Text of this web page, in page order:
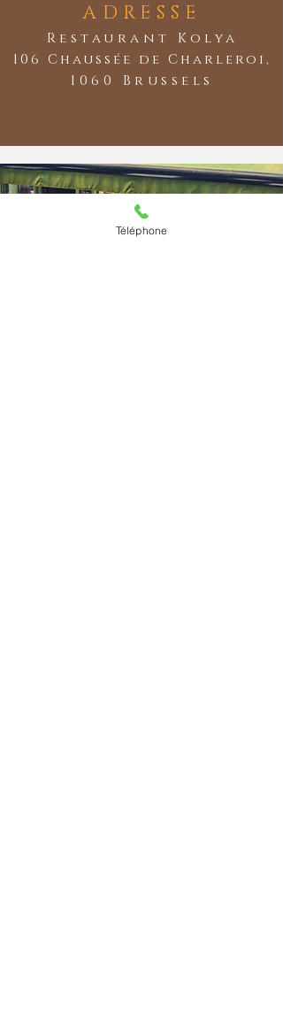
ADRESSE
Restaurant Kolya
106 Chaussée de Charleroi,
1060 Brussels
Téléphone